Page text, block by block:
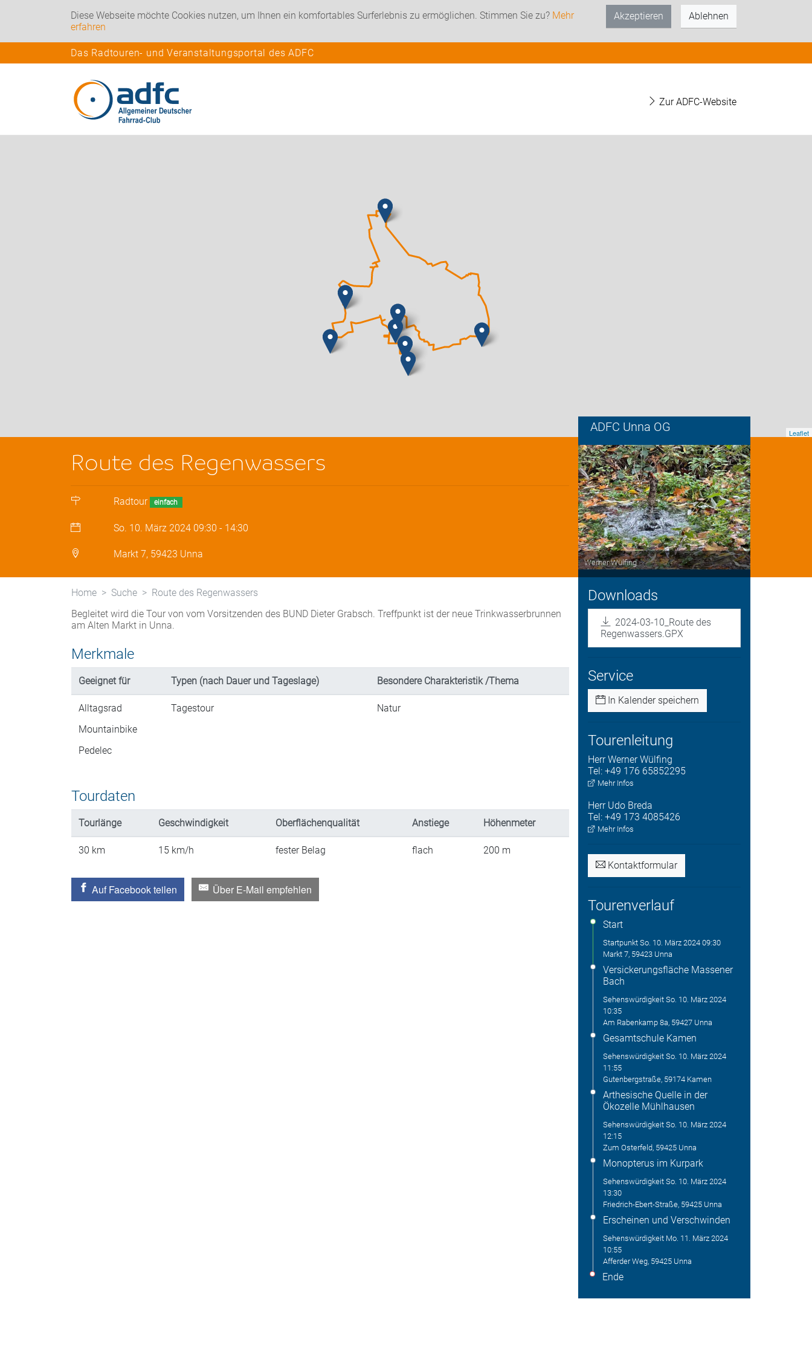
Diese Webseite möchte Cookies nutzen, um Ihnen ein komfortables Surferlebnis zu ermöglichen. Stimmen Sie zu? Mehr
erfahren
Akzeptieren Ablehnen
Das Radtouren- und Veranstaltungsportal des ADFC
Zur ADFC-Website
Leaflet
ADFC Unna OG
Route des Regenwassers
Radtour einfach
So. 10. März 2024 09:30 - 14:30
Markt 7, 59423 Unna
Werner Wülfing
Downloads
2024-03-10_Route des
Regenwassers.GPX
Service
In Kalender speichern
Tourenleitung
Herr Werner Wülfing
Tel: +49 176 65852295
Mehr Infos
Herr Udo Breda
Tel: +49 173 4085426
Mehr Infos
Kontaktformular
Tourenverlauf
Start
Startpunkt So. 10. März 2024 09:30
Markt 7, 59423 Unna
Versickerungsfläche Massener
Bach
Sehenswürdigkeit So. 10. März 2024
10:35
Am Rabenkamp 8a, 59427 Unna
Gesamtschule Kamen
Sehenswürdigkeit So. 10. März 2024
11:55
Gutenbergstraße, 59174 Kamen
Arthesische Quelle in der
Ökozelle Mühlhausen
Sehenswürdigkeit So. 10. März 2024
12:15
Zum Osterfeld, 59425 Unna
Monopterus im Kurpark
Sehenswürdigkeit So. 10. März 2024
13:30
Friedrich-Ebert-Straße, 59425 Unna
Erscheinen und Verschwinden
Sehenswürdigkeit Mo. 11. März 2024
10:55
Afferder Weg, 59425 Unna
Ende
Home Suche
Route des Regenwassers
Begleitet wird die Tour von vom Vorsitzenden des BUND Dieter Grabsch. Treffpunkt ist der neue Trinkwasserbrunnen
am Alten Markt in Unna.
Merkmale
Geeignet für Typen (nach Dauer und Tageslage) Besondere Charakteristik /Thema
Alltagsrad
Mountainbike
Pedelec
Tagestour Natur
Tourdaten
Tourlänge Geschwindigkeit Oberflächenqualität Anstiege Höhenmeter
30 km 15 km/h fester Belag flach 200 m
Auf Facebook teilen Über E-Mail empfehlen